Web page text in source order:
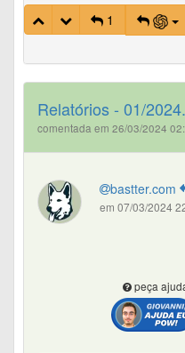
1
Relatórios - 01/2024.
comentada em 26/03/2024
bastter.com
em 07/03/2024
peça